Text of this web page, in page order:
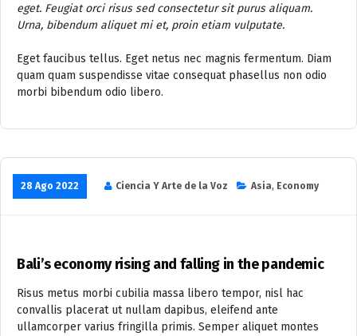
eget. Feugiat orci risus sed consectetur sit purus aliquam.
Urna, bibendum aliquet mi et, proin etiam vulputate.
Eget faucibus tellus. Eget netus nec magnis fermentum. Diam
quam quam suspendisse vitae consequat phasellus non odio
morbi bibendum odio libero.
28 Ago 2022 Ciencia Y Arte de la Voz Asia, Economy
Bali’s economy rising and falling in the pandemic
Risus metus morbi cubilia massa libero tempor, nisl hac
convallis placerat ut nullam dapibus, eleifend ante
ullamcorper varius fringilla primis. Semper aliquet montes